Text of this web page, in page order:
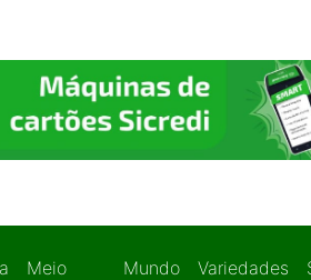
Meio
Mundo
Variedades